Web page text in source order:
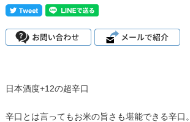
日本酒度+12の超辛口
辛口とは言ってもお米の旨さも堪能できる辛口。